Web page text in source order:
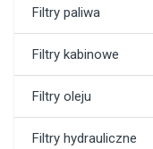
Filtry paliwa
Filtry kabinowe
Filtry oleju
Filtry hydrauliczne